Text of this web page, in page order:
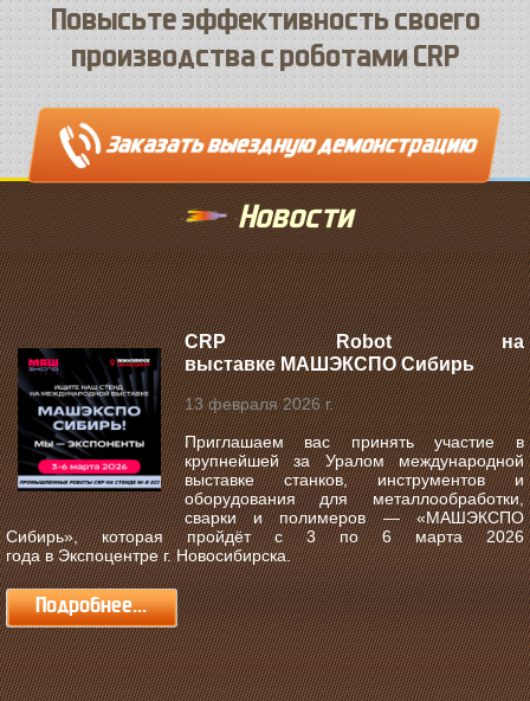
Повысьте эффективность своего
производства с роботами CRP
Новости
CRP Robot на
выставке МАШЭКСПО Сибирь
13 февраля 2026 г.
Приглашаем вас принять участие в
крупнейшей за Уралом международной
выставке станков, инструментов и
оборудования для металлообработки,
сварки и полимеров —«МАШЭКСПО
Сибирь», которая пройдёт с3 по 6 марта 2026
годавЭкспоцентре г. Новосибирска.
Подробнее...